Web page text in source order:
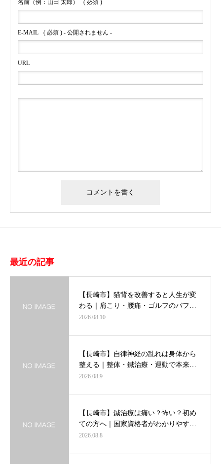
名前（例：山田 太郎） ( 必須 )
E-MAIL ( 必須 ) - 公開されません -
URL
最近の記事
【長崎市】猫背を改善すると人生が変
わる｜肩こり・腰痛・ゴルフのパフ…
2026.08.10
【長崎市】自律神経の乱れは身体から
整える｜整体・鍼治療・運動で本来…
2026.08.9
【長崎市】鍼治療は痛い？怖い？初め
ての方へ｜国家資格者がわかりやす…
2026.08.8